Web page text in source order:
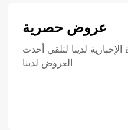
عروض حصرية
لدينا لتلقي أحدث
العروض لدينا